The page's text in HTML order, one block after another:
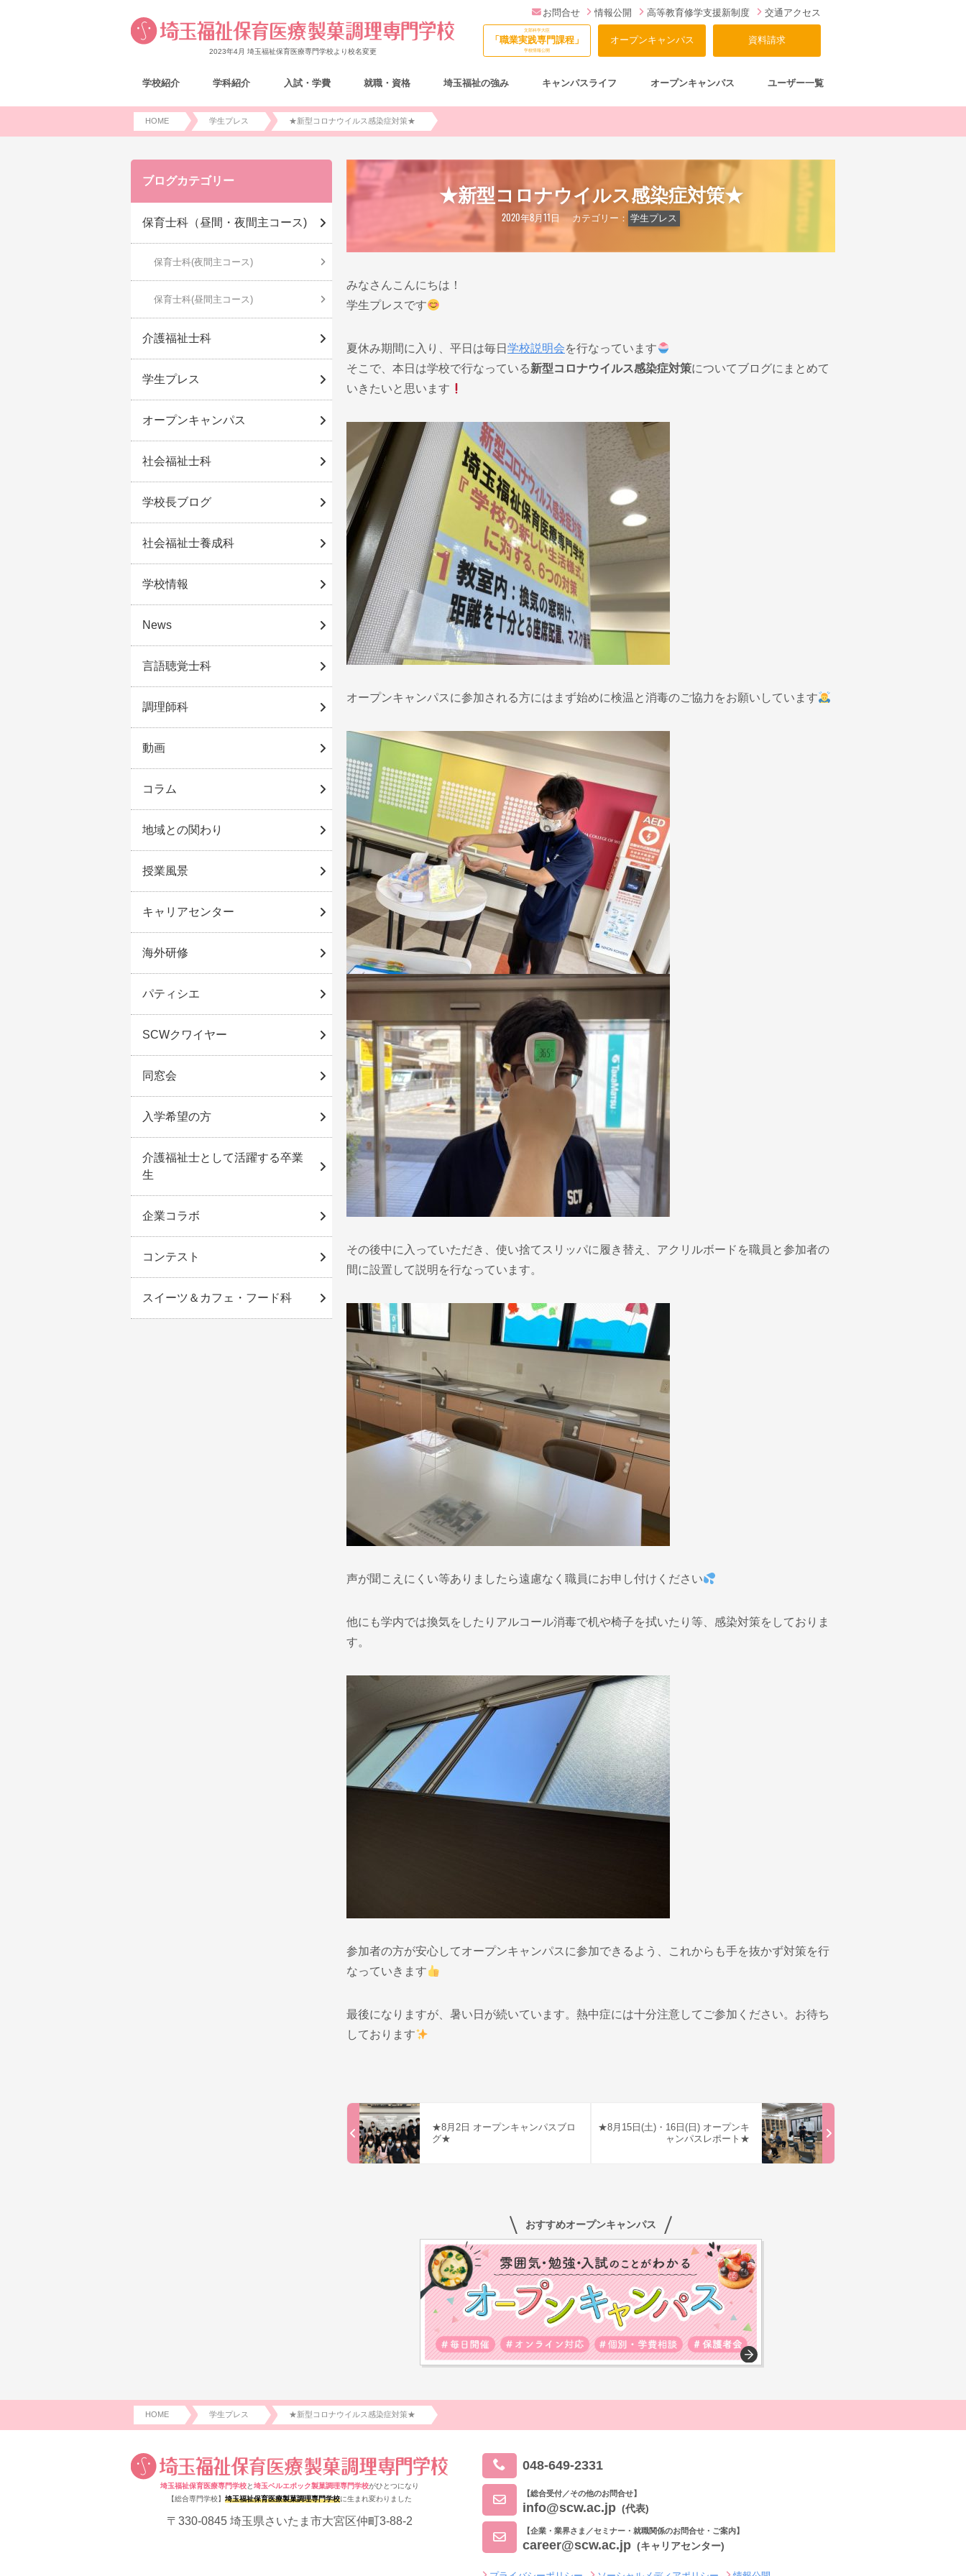
2023年4月 埼玉福祉保育医療専門学校より校名変更
お問合せ 情報公開 高等教育修学支援新制度 交通アクセス
文部科学大臣
「職業実践専門課程」
学校情報公開
オープンキャンパス 資料請求
学校紹介 学科紹介 入試・学費 就職・資格 埼玉福祉の強み キャンパスライフ オープンキャンパス ユーザー一覧
HOME 学生プレス ★新型コロナウイルス感染症対策★
★新型コロナウイルス感染症対策★
2020年8月11日 カテゴリー： 学生プレス
みなさんこんにちは！
学生プレスです
夏休み期間に入り、平日は毎日 学校説明会を行なっています
そこで、本日は学校で行なっている新型コロナウイルス感染症対策についてブログにまとめて
いきたいと思います
オープンキャンパスに参加される方にはまず始めに検温と消毒のご協力をお願いしています
その後中に入っていただき、使い捨てスリッパに履き替え、アクリルボードを職員と参加者の
間に設置して説明を行なっています。
声が聞こえにくい等ありましたら遠慮なく職員にお申し付けください
他にも学内では換気をしたりアルコール消毒で机や椅子を拭いたり等、感染対策をしておりま
す。
参加者の方が安心してオープンキャンパスに参加できるよう、これからも手を抜かず対策を行
なっていきます
最後になりますが、暑い日が続いています。熱中症には十分注意してご参加ください。お待ち
しております
★8月2日 オープンキャンパスブロ
グ★
★8月15日(土)・16日(日) オープンキ
ャンパスレポート★
おすすめオープンキャンパス
ブログカテゴリー
保育士科（昼間・夜間主コース)
保育士科(夜間主コース)
保育士科(昼間主コース)
介護福祉士科
学生プレス
オープンキャンパス
社会福祉士科
学校長ブログ
社会福祉士養成科
学校情報
News
言語聴覚士科
調理師科
動画
コラム
地域との関わり
授業風景
キャリアセンター
海外研修
パティシエ
SCWクワイヤー
同窓会
入学希望の方
介護福祉士として活躍する卒業
生
企業コラボ
コンテスト
スイーツ＆カフェ・フード科
HOME 学生プレス ★新型コロナウイルス感染症対策★
埼玉福祉保育医療専門学校と埼玉ベルエポック製菓調理専門学校がひとつになり
【総合専門学校】 埼玉福祉保育医療製菓調理専門学校に生まれ変わりました
〒330-0845 埼玉県さいたま市大宮区仲町3-88-2
048-649-2331
【総合受付／その他のお問合せ】
info@scw.ac.jp (代表)
【企業・業界さま／セミナー・就職関係のお問合せ・ご案内】
career@scw.ac.jp (キャリアセンター)